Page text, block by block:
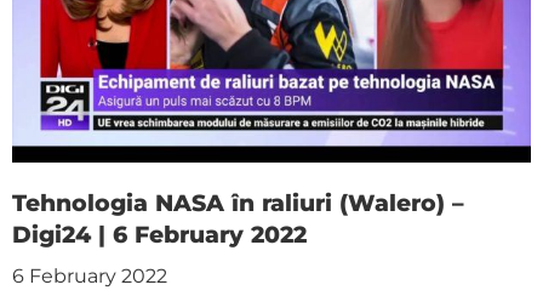
Tehnologia NASA în raliuri (Walero) –
Digi24 | 6 February 2022
6 February 2022